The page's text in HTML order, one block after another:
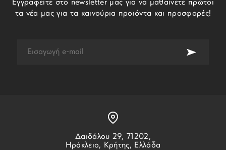
Δαιδάλου 29, 71202,
Ηράκλειο, Κρήτης, Ελλάδα
Εγγραφείτε στο newsletter μας για να μαθαίνετε πρώτοι
τα νέα μας για τα καινούρια προιόντα και προσφορές!